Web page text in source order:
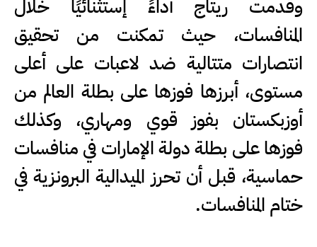
وقدمت ريتاج أداءً إستثنائيًا خلال
المنافسات، حيث تمكنت من تحقيق
انتصارات متتالية ضد لاعبات على أعلى
مستوى، أبرزها فوزها على بطلة العالم من
أوزبكستان بفوز قوي ومهاري، وكذلك
فوزها على بطلة دولة الإمارات في منافسات
حماسية، قبل أن تحرز الميدالية البرونزية في
ختام المنافسات.